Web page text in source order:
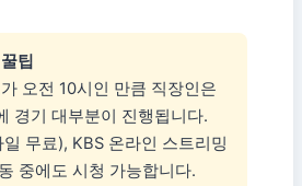
팁
오전 10시인 만큼 직장인은
경기 대부분이 진행됩니다.
일 무료), KBS 온라인 스트리밍
중에도 시청 가능합니다.